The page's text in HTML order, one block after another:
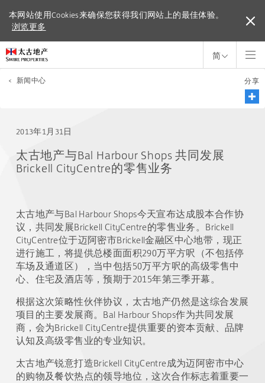
本网站使用Cookies来确保您获得我们网站上的最佳体验。
浏览更多
本网站使用Cookies来确保您获得我们网站上的最佳体验。
浏览更多
简
< 新闻中心 分享
2013年1月31日
太古地产与Bal Harbour Shops 共同发展
Brickell CityCentre的零售业务
太古地产与Bal Harbour Shops今天宣布达成股本合作协
议，共同发展Brickell CityCentre的零售业务。Brickell
CityCentre位于迈阿密市Brickell金融区中心地带，现正
进行施工，将提供总楼面面积290万平方呎（不包括停
车场及通道区），当中包括50万平方呎的高级零售中
心、住宅及酒店等，预期于2015年第三季开幕。
根据这次策略性伙伴协议，太古地产仍然是这综合发展
项目的主要发展商。Bal Harbour Shops作为共同发展
商，会为Brickell CityCentre提供重要的资本贡献、品牌
认知及高级零售业的专业知识。
太古地产锐意打造Brickell CityCentre成为迈阿密市中心
的购物及餐饮热点的领导地位，这次合作标志着重要一